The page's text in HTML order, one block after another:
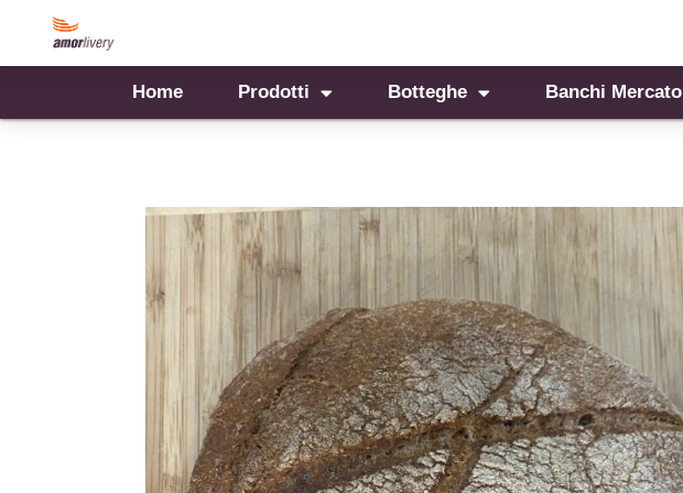
Home Prodotti Botteghe Banchi Mercato